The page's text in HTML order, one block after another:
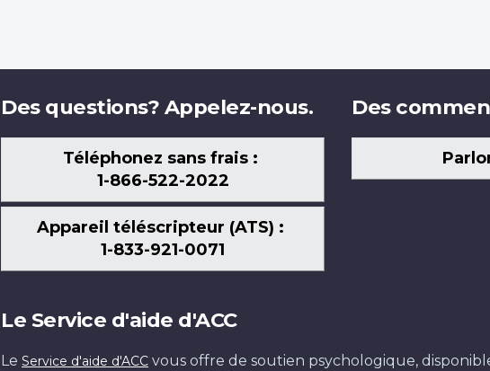
Des questions? Appelez-nous.
Téléphonez sans frais :
1-866-522-2022
Appareil téléscripteur (ATS) :
1-833-921-0071
Des
Le Service d'aide d'ACC
Le Service d'aide d'ACC vous offre de soutien psychologique,